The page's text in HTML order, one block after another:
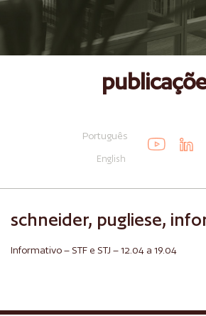
Português
English
schneider, pugliese,
Informativo – STF e STJ – 12.04 a 19.04